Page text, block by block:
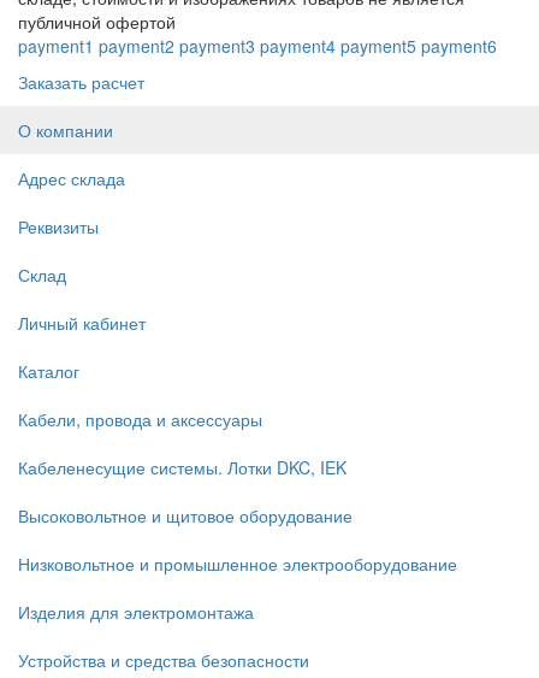
публичной офертой
payment1 payment2 payment3 payment4 payment5 payment6
Заказать расчет
О компании
Адрес склада
Реквизиты
Склад
Личный кабинет
Каталог
Кабели, провода и аксессуары
Кабеленесущие системы. Лотки DKC, IEK
Высоковольтное и щитовое оборудование
Низковольтное и промышленное электрооборудование
Изделия для электромонтажа
Устройства и средства безопасности